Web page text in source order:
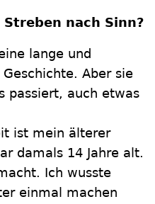
nach Sinn?
lange und
Aber sie
passiert, auch etwas
ist mein älterer
damals 14 Jahre alt.
Ich wusste
einmal machen